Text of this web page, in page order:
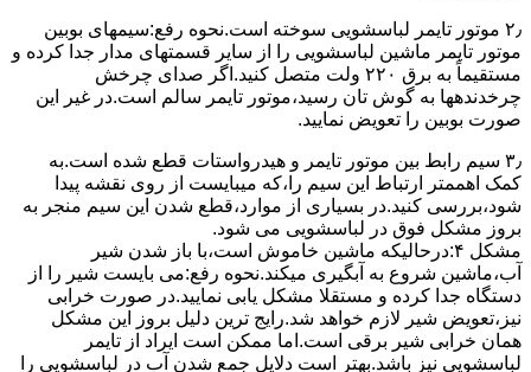
۲٫ ﻣﻮﺗﻮر ﺗﺎﯾﻤﺮ لباسشویی ﺳﻮﺧﺘﻪ اﺳﺖ.نحوه رﻓﻊ:سیمهای ﺑﻮﺑﯿﻦ
ﻣﻮﺗﻮر ﺗﺎﯾﻤﺮ ماشین لباسشویی را از ﺳﺎﯾﺮ قسمتهای ﻣﺪار ﺟﺪا کرده و
مستقیماً ﺑﻪ برق ۲۲۰ وﻟﺖ ﻣﺘﺼﻞ کنید.اﮔﺮ ﺻﺪای ﭼﺮﺧﺶ
چرخدندهها به گوش تان رﺳﯿﺪ،ﻣﻮﺗﻮر ﺗﺎﯾﻤﺮ ﺳﺎﻟﻢ اﺳﺖ.در ﻏﯿﺮ اﯾﻦ
ﺻﻮرت ﺑﻮﺑﯿﻦ را ﺗﻌﻮﯾﺾ ﻧﻤﺎﯾﯿﺪ.
۳٫ ﺳﯿﻢ راﺑﻂ ﺑﯿﻦ ﻣﻮﺗﻮر ﺗﺎﯾﻤﺮ و ﻫﯿﺪرواﺳﺘﺎت ﻗﻄﻊ ﺷﺪه اﺳﺖ.به
کمک اهممتر ارﺗﺒﺎط اﯾﻦ ﺳﯿﻢ را،ﮐﻪ میبایست از روی ﻧﻘﺸﻪ ﭘﯿﺪا
ﺷﻮد،بررسی ﮐﻨﯿﺪ.در ﺑﺴﯿﺎری از موارد،ﻗﻄﻊ ﺷﺪن اﯾﻦ ﺳﯿﻢ ﻣﻨﺠﺮ ﺑﻪ
ﺑﺮوز مشکل ﻓﻮق در لباسشویی می شود.
مشکل ۴:درحالیکه ﻣﺎﺷﯿﻦ ﺧﺎﻣﻮش اﺳﺖ،ﺑﺎ ﺑﺎز ﺷﺪن ﺷﯿﺮ
آب،ﻣﺎﺷﯿﻦ ﺷﺮوع ﺑﻪ آﺑﮕﯿﺮی میکند.نحوه رﻓﻊ:می بایست ﺷﯿﺮ را از
دستگاه جدا کرده و مستقلا مشکل یابی نمایید.در صورت خرابی
نیز،تعویض شیر لازم خواهد شد.رایج ترین دلیل بروز این مشکل
همان خرابی شیر برقی است.اما ممکن است ایراد از تایمر
لباسشویی نیز باشد.بهتر است دلایل جمع شدن آب در لباسشویی را